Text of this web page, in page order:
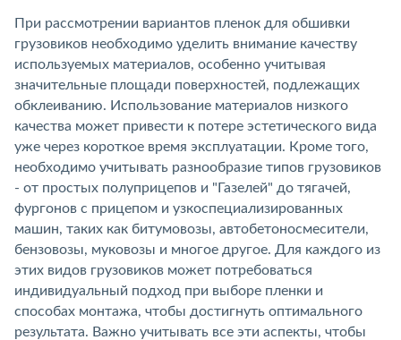
При рассмотрении вариантов пленок для обшивки
грузовиков необходимо уделить внимание качеству
используемых материалов, особенно учитывая
значительные площади поверхностей, подлежащих
обклеиванию. Использование материалов низкого
качества может привести к потере эстетического вида
уже через короткое время эксплуатации. Кроме того,
необходимо учитывать разнообразие типов грузовиков
- от простых полуприцепов и "Газелей" до тягачей,
фургонов с прицепом и узкоспециализированных
машин, таких как битумовозы, автобетоносмесители,
бензовозы, муковозы и многое другое. Для каждого из
этих видов грузовиков может потребоваться
индивидуальный подход при выборе пленки и
способах монтажа, чтобы достигнуть оптимального
результата. Важно учитывать все эти аспекты, чтобы